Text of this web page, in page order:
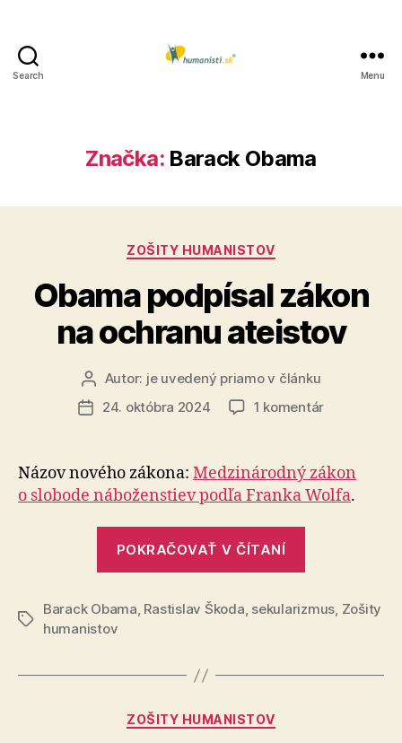
Search Menu
Značka: Barack Obama
Kategórie
ZOŠITY HUMANISTOV
Obama podpísal zákon
na ochranu ateistov
Autor
článku
Autor: je uvedený priamo v článku
Dátum
24. októbra 2024 1 komentárna
zákon
na
ochranu
Názov nového zákona: Medzi­ná­rod­ný zá­kon
o slo­bo­de ná­bo­žen­stiev podľa Franka Wolfa.
POKRAČOVAŤ V ČÍTANÍ
na
Značky
Barack Obama, Rastislav Škoda, sekularizmus, Zošity
humanistov
Kategórie
ZOŠITY HUMANISTOV